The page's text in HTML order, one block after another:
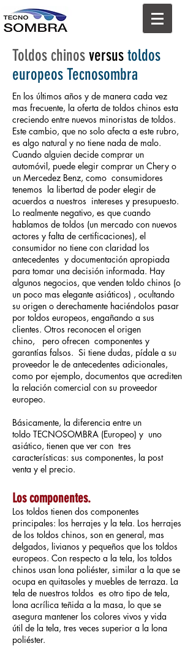
Toldos chinosversustoldos
europeos Tecnosombra
En los últimos años y de manera cada vez
mas frecuente, la oferta de toldos chinos esta
creciendo entre nuevos minoristas de toldos.
Este cambio, que no solo afecta a este rubro,
es algo natural y no tiene nada de malo.
Cuando alguien decide comprar un
automóvil, puede elegir comprar un Chery o
un Mercedez Benz, como consumidores
tenemos la libertad de poder elegir de
acuerdos a nuestros intereses y presupuesto.
Lo realmente negativo, es que cuando
hablamos de toldos (un mercado con nuevos
actores y falta de certificaciones), el
consumidor no tiene con claridad los
antecedentes y documentación apropiada
para tomar una decisión informada. Hay
algunos negocios, que venden toldo chinos (o
un poco mas elegante asiáticos) , ocultando
su origen o derechamente haciéndolos pasar
por toldos europeos, engañando a sus
clientes. Otros reconocen el origen
chino, pero ofrecen componentes y
garantías falsos. Si tiene dudas, pídale a su
proveedor le de antecedentes adicionales,
como por ejemplo, documentos que acrediten
la relación comercial con su proveedor
europeo.
Básicamente, la diferencia entre un
toldo TECNOSOMBRA (Europeo) y uno
asiático, tienen que ver con tres
características: sus componentes, la post
venta y el precio.
Los componentes.
Los toldos tienen dos componentes
principales: los herrajes y la tela. Los herrajes
de los toldos chinos, son en general, mas
delgados, livianos y pequeños que los toldos
europeos. Con respecto a la tela, los toldos
chinos usan lona poliéster, similar a la que se
ocupa en quitasoles y muebles de terraza. La
tela de nuestros toldos es otro tipo de tela,
lona acrílica teñida a la masa, lo que se
asegura mantener los colores vivos y vida
útil de la tela, tres veces superior a la lona
poliéster.